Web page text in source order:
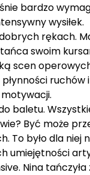
bardzo
wysiłek.
rękach.
swoim
scen
baletu.
Być może
To było dla niej
umiejętności
Nina